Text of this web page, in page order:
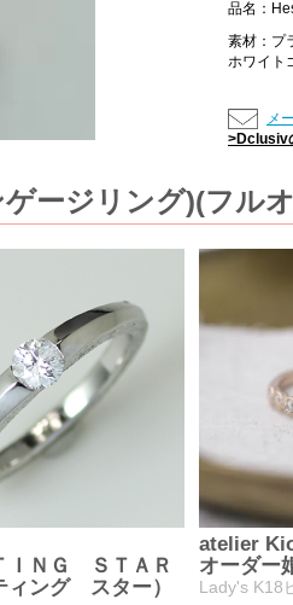
品名：
素材： プ
ホワイト
メ
>Dclusiv
ージリング)(フル
ＩＮＧ ＳＴＡＲ
ィング スター）
atelier
オーダー
Lady's K18